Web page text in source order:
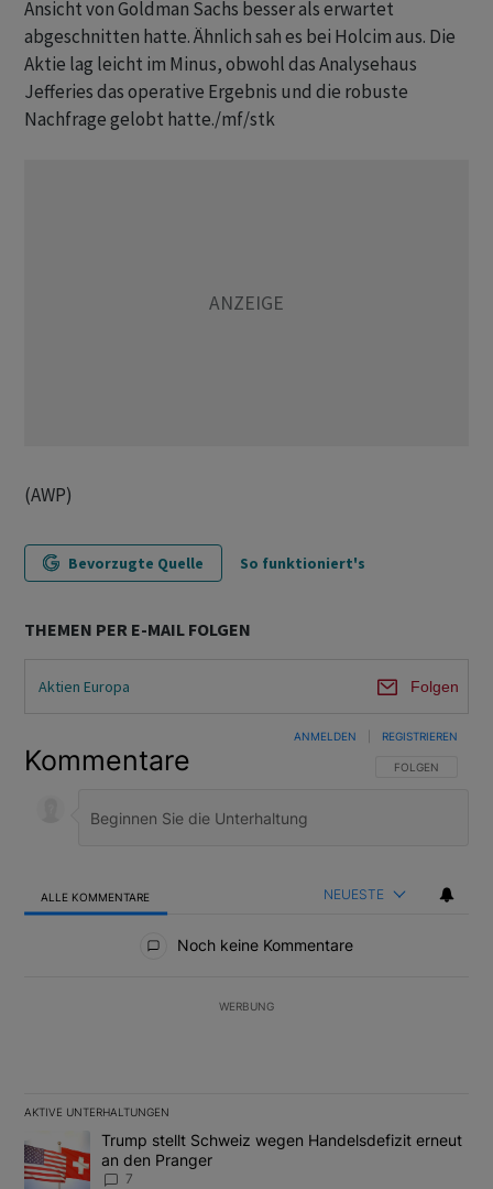
Ansicht von Goldman Sachs besser als erwartet
abgeschnitten hatte. Ähnlich sah es bei Holcim aus. Die
Aktie lag leicht im Minus, obwohl das Analysehaus
Jefferies das operative Ergebnis und die robuste
Nachfrage gelobt hatte./mf/stk
(AWP)
Bevorzugte Quelle So funktioniert's
THEMEN PER E-MAIL FOLGEN
Aktien Europa Folgen
Kommentare FOLGE DIESER
FOLGEN
ANMELDEN REGISTRIEREN
ALLE KOMMENTARE NEUESTE
Noch keine Kommentare
WERBUNG
AKTIVE UNTERHALTUNGEN
Das Folgende ist eine Liste der am meisten kommentierten
Ein Trendartikel mit dem Titel "Trump stellt Schweiz wegen
Trump stellt Schweiz wegen Handelsdefizit erneut
an den Pranger
7